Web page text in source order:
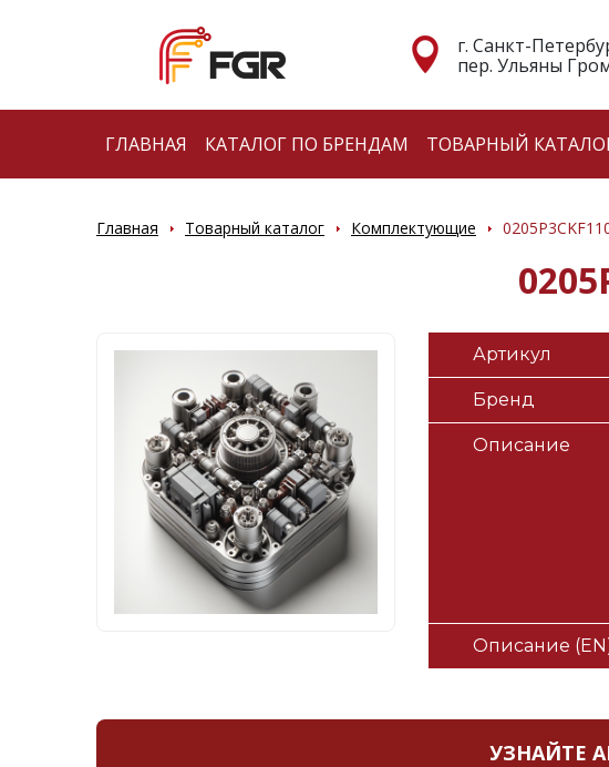
г. Санкт-
пер. Ульяны
ГЛАВНАЯ КАТАЛОГ ПО БРЕНДАМ ТОВАРНЫЙ
Главная Товарный каталог Комплектующие
Артикул
Бренд
Описание
Описание
УЗНАЙТЕ